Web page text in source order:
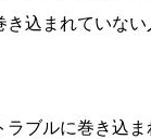
き込まれていな
ラブルに巻き込ま